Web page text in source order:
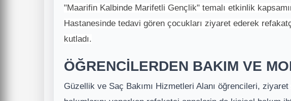
"Maarifin Kalbinde Marifetli Gençlik" temalı etkinlik
Hastanesinde tedavi gören çocukları ziyaret ederek
kutladı.
ÖĞRENCİLERDEN BAKIM VE
Güzellik ve Saç Bakımı Hizmetleri Alanı öğrencileri, ziyaret